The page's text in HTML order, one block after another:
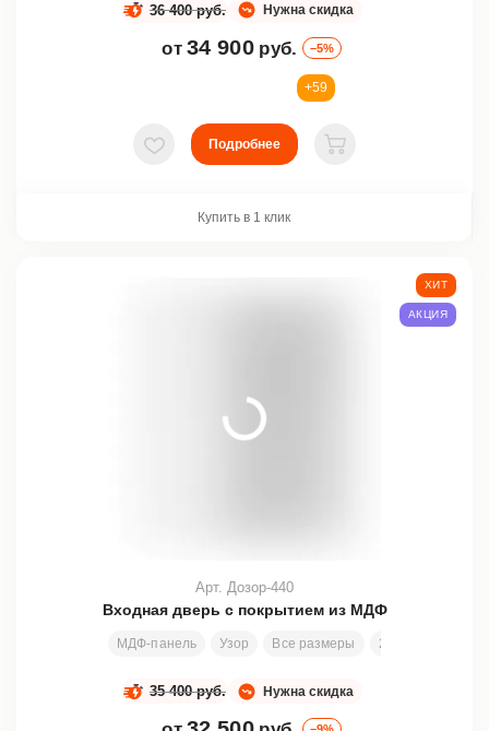
Нужна скидка
36 400 руб.
от 34 900 руб. –5%
+59
В избранное
Подробнее
В корзину
Купить в 1 клик
Входная дверь с покрытием из МДФ
МДФ-панель Узор Все размеры 200х80 см
Арт. Дозор-440
Нужна скидка
35 400 руб.
ХИТ
АКЦИЯ